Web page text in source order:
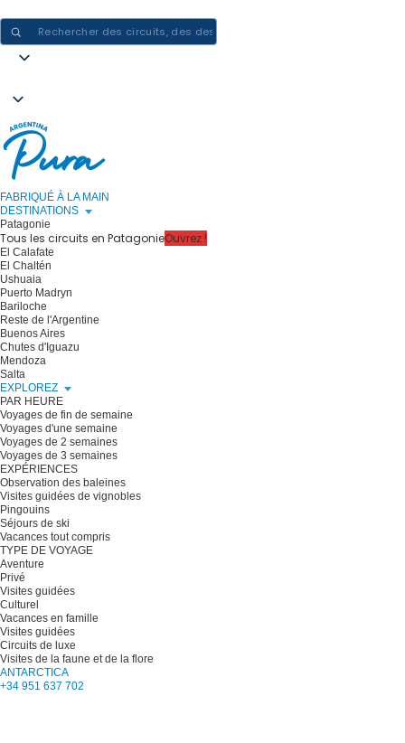
FABRIQUÉ À LA MAIN
DESTINATIONS
Patagonie
Tous les circuits en PatagonieOuvrez !
El Calafate
El Chaltén
Ushuaia
Puerto Madryn
Bariloche
Reste de l'Argentine
Buenos Aires
Chutes d'Iguazu
Mendoza
Salta
EXPLOREZ
PAR HEURE
Voyages de fin de semaine
Voyages d'une semaine
Voyages de 2 semaines
Voyages de 3 semaines
EXPÉRIENCES
Observation des baleines
Visites guidées de vignobles
Pingouins
Séjours de ski
Vacances tout compris
TYPE DE VOYAGE
Aventure
Privé
Visites guidées
Culturel
Vacances en famille
Visites guidées
Circuits de luxe
Visites de la faune et de la flore
ANTARCTICA
+34 951 637 702